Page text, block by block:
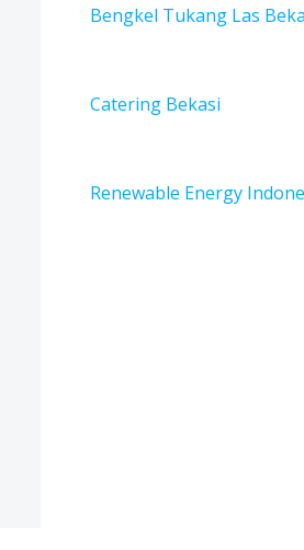
Bengkel Tukang Las
Catering Bekasi
Renewable Energy